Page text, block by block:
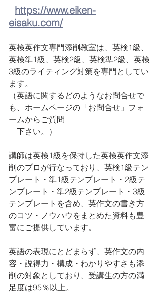
https://www.eiken-
eisaku.com/
英検英作文専門添削教室は、英検1級、
英検準1級、英検2級、英検準2級、英検
3級のライティング対策を専門としてい
ます。
（英語に関するどのようなお問合せで
も、ホームページの「お問合せ」フォ
ームからご質問
下さい。）
講師は英検1級を保持した英検英作文添
削のプロが行なっており、英検1級テン
プレート・準1級テンプレート・2級テ
ンプレート・準2級テンプレート・3級
テンプレートを含め、英作文の書き方
のコツ・ノウハウをまとめた資料も豊
富にご提供しています。
英語の表現にとどまらず、英作文の内
容・説得力・構成・わかりやすさも添
削の対象としており、受講生の方の満
足度は95％以上。